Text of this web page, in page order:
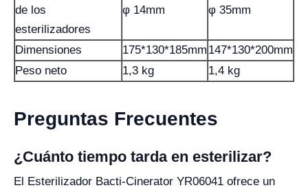
de los
esterilizadores
φ 14mm φ 35mm
Dimensiones 175*130*185mm 147*130*200mm
Peso neto
1,3 kg 1,4 kg
Preguntas Frecuentes
¿Cuánto tiempo tarda en esterilizar?
El Esterilizador Bacti-Cinerator YR06041 ofrece un